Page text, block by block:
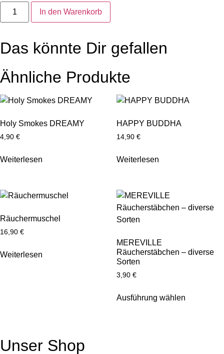
SAN
SAN
Ring
In den Warenkorb
Das könnte Dir gefallen
Ähnliche Produkte
Holy Smokes DREAMY
4,90 €
Weiterlesen
HAPPY BUDDHA
14,90 €
Weiterlesen
Räuchermuschel
16,90 €
Weiterlesen
MEREVILLE
Räucherstäbchen – diverse
Sorten
3,90 €
Ausführung wählen
Unser Shop